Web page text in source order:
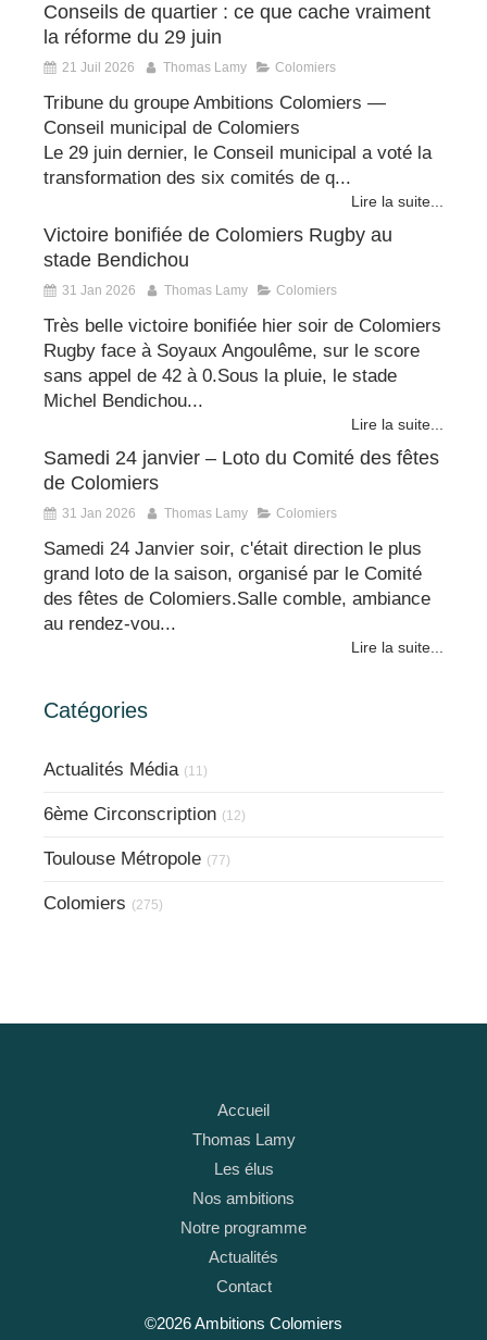
Conseils de quartier : ce que cache vraiment
la réforme du 29 juin
21 Juil 2026 Thomas Lamy Colomiers
Tribune du groupe Ambitions Colomiers —
Conseil municipal de Colomiers
Le 29 juin dernier, le Conseil municipal a voté la
transformation des six comités de q...
Lire la suite...
Victoire bonifiée de Colomiers Rugby au
stade Bendichou
31 Jan 2026 Thomas Lamy Colomiers
Très belle victoire bonifiée hier soir de Colomiers
Rugby face à Soyaux Angoulême, sur le score
sans appel de 42 à 0.Sous la pluie, le stade
Michel Bendichou...
Lire la suite...
Samedi 24 janvier – Loto du Comité des fêtes
de Colomiers
31 Jan 2026 Thomas Lamy Colomiers
Samedi 24 Janvier soir, c'était direction le plus
grand loto de la saison, organisé par le Comité
des fêtes de Colomiers.Salle comble, ambiance
au rendez-vou...
Lire la suite...
Catégories
Actualités Média (11)
6ème Circonscription (12)
Toulouse Métropole (77)
Colomiers (275)
Accueil
Thomas Lamy
Les élus
Nos ambitions
Notre programme
Actualités
Contact
©2026 Ambitions Colomiers